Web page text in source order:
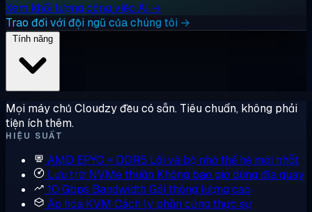
Xem khối lượng công việc AI →
Trao đổi với đội ngũ của chúng tôi →
Mọi máy chủ Cloudzy đều có sẵn. Tiêu chuẩn, không phải
tiện ích thêm.
HIỆU SUẤT
AMD EPYC + DDR5 Lõi và bộ nhớ thế hệ mới nhất
Lưu trữ NVMe thuần Không bao giờ dùng đĩa quay
10 Gbps Bandwidth Gói thông lượng cao
Ảo hóa KVM Cách ly phần cứng thực sự